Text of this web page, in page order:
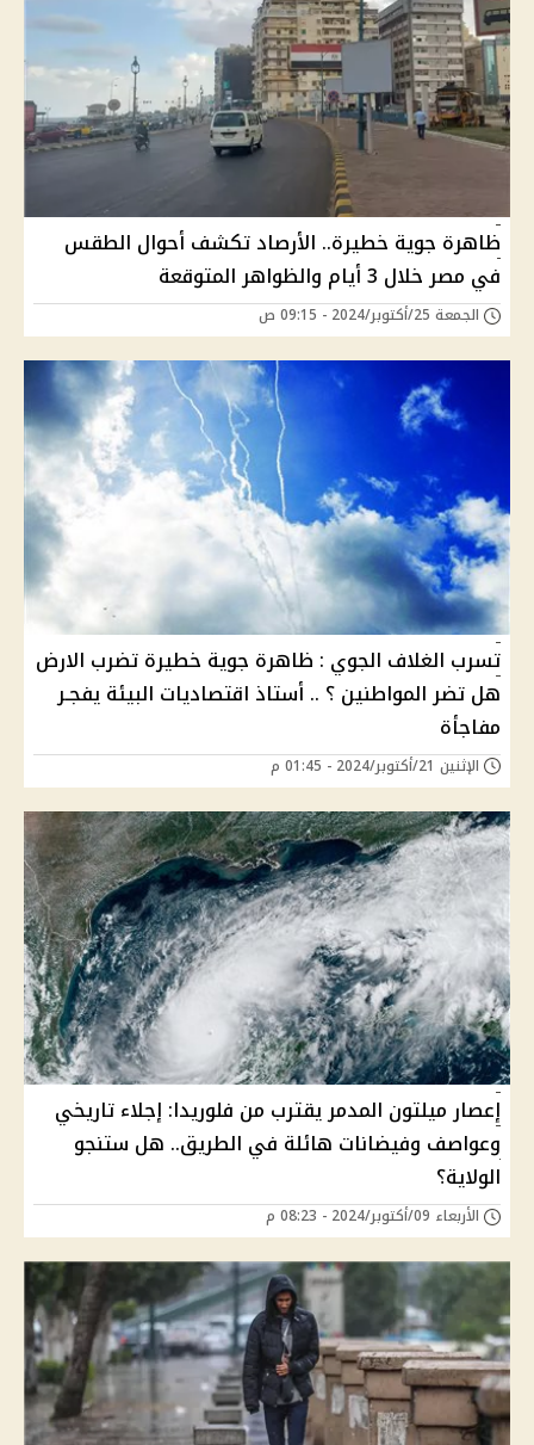
ظاهرة جوية خطيرة.. الأرصاد تكشف أحوال الطقس
في مصر خلال 3 أيام والظواهر المتوقعة
الجمعة 25/أكتوبر/2024 - 09:15 ص
تسرب الغلاف الجوي : ظاهرة جوية خطيرة تضرب الارض
هل تضر المواطنين ؟ .. أستاذ اقتصاديات البيئة يفجـر
مفاجأة
الإثنين 21/أكتوبر/2024 - 01:45 م
إعصار ميلتون المدمر يقترب من فلوريدا: إجلاء تاريخي
وعواصف وفيضانات هائلة في الطريق.. هل ستنجو
الولاية؟
الأربعاء 09/أكتوبر/2024 - 08:23 م